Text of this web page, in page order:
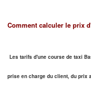
Comment calculer le prix
Les tarifs d'une course de taxi
prise en charge du client, du prix